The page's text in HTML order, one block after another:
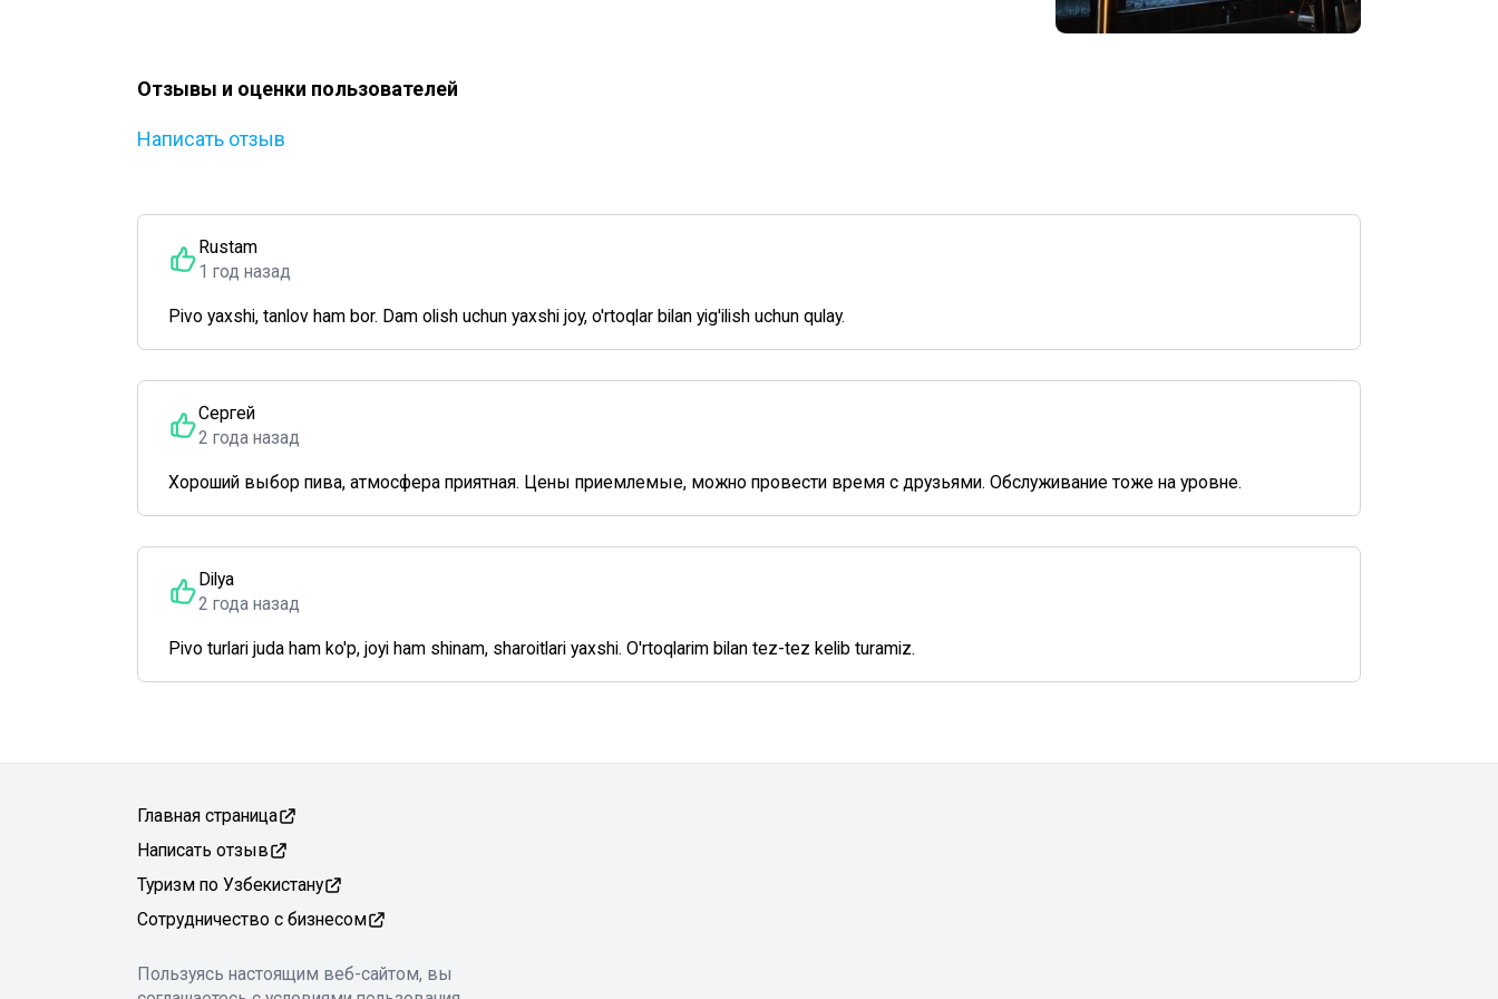
Отзывы и оценки пользователей
Написать отзыв
Rustam
1 год назад
Pivo yaxshi, tanlov ham bor. Dam olish uchun yaxshi joy, o'rtoqlar bilan yig'ilish uchun qulay.
Сергей
2 года назад
Хороший выбор пива, атмосфера приятная. Цены приемлемые, можно провести время с друзьями. Обслуживание тоже на уровне.
Dilya
2 года назад
Pivo turlari juda ham ko'p, joyi ham shinam, sharoitlari yaxshi. O'rtoqlarim bilan tez-tez kelib turamiz.
Главная страница
Написать отзыв
Туризм по Узбекистану
Сотрудничество с бизнесом
Пользуясь настоящим веб-сайтом, вы